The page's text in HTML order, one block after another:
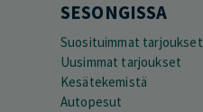
SESONGISSA
Suosituimmat tarjoukset
Uusimmat tarjoukset
Kesätekemistä
Autopesut